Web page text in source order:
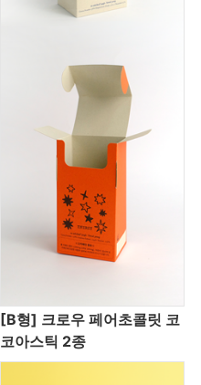
[B형] 크로우 페어초콜릿 코
코아스틱 2종